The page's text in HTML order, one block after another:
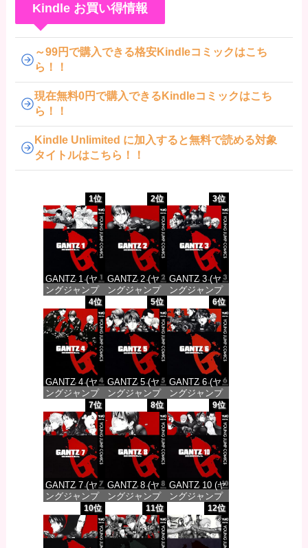
Kindle お買い得情報
～99円で購入できる格安Kindleコミックはこち
ら！！
現在無料0円で購入できるKindleコミックはこち
ら！！
Kindle Unlimited に加入すると無料で読める対象
タイトルはこちら！！
1位
GANTZ 1 (ヤ
ングジャンプ
コミックス
DIGITAL)
価格：¥100
2位
GANTZ 2 (ヤ
ングジャンプ
コミックス
DIGITAL)
価格：¥100
3位
GANTZ 3 (ヤ
ングジャンプ
コミックス
DIGITAL)
価格：¥100
4位
GANTZ 4 (ヤ
ングジャンプ
コミックス
DIGITAL)
価格：¥100
5位
GANTZ 5 (ヤ
ングジャンプ
コミックス
DIGITAL)
価格：¥100
6位
GANTZ 6 (ヤ
ングジャンプ
コミックス
DIGITAL)
価格：¥100
7位
GANTZ 7 (ヤ
ングジャンプ
コミックス
DIGITAL)
価格：¥100
8位
GANTZ 8 (ヤ
ングジャンプ
コミックス
DIGITAL)
価格：¥100
9位
GANTZ 10 (ヤ
ングジャンプ
コミックス
DIGITAL)
価格：¥100
10位 11位 12位